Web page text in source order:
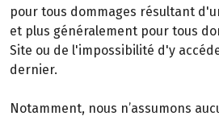
pour tous dommages résultant
et plus généralement pour tous
Site ou de l'impossibilité d'y
dernier.
Notamment, nous n’assumons